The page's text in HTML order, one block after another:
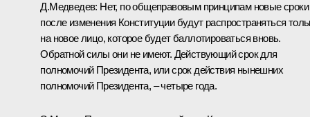
Д.Медведев: Нет, по общеправовым принципам новые сроки
после изменения Конституции будут распространяться
на новое лицо, которое будет баллотироваться вновь.
Обратной силы они не имеют. Действующий срок для
полномочий Президента, или срок действия нынешних
полномочий Президента, – четыре года.